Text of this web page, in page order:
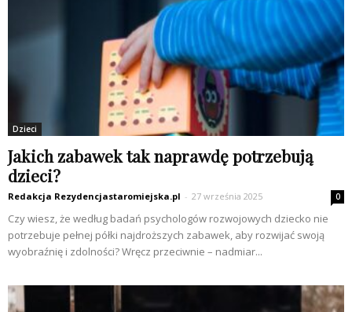
Dzieci
Jakich zabawek tak naprawdę potrzebują
dzieci?
Redakcja Rezydencjastaromiejska.pl - 27 września 2025 0
Czy wiesz, że według badań psychologów rozwojowych dziecko nie
potrzebuje pełnej półki najdroższych zabawek, aby rozwijać swoją
wyobraźnię i zdolności? Wręcz przeciwnie – nadmiar...